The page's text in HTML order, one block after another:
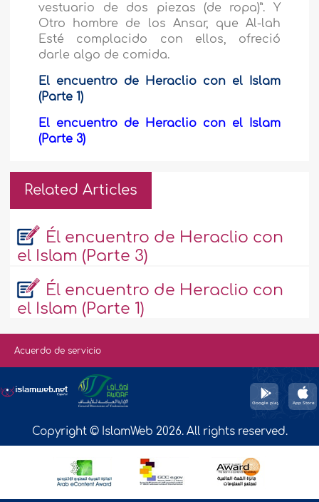
vestuario de dos piezas (de ropa)”. Y
Otro hombre de los Ansar, que Al-lah
Esté complacido con ellos, ofreció
darle algo de comida.
El encuentro de Heraclio con el Islam
(Parte 1)
El encuentro de Heraclio con el Islam
(Parte 3)
Related Articles
Él encuentro de Heraclio con
el Islam (Parte 3)
Él encuentro de Heraclio con
el Islam (Parte 1)
Acuerdo de servicio
Copyright © IslamWeb 2026. All rights reserved.